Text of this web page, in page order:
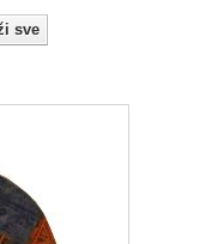
sve